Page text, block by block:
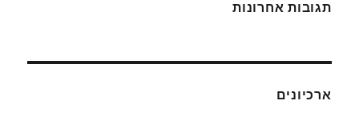
תגובות אחרונות
ארכיונים